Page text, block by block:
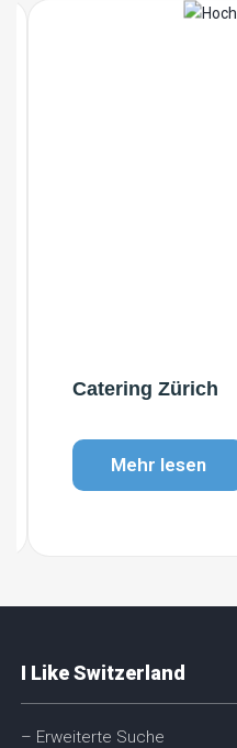
Catering Zürich
Mehr lesen
I Like Switzerland
– Erweiterte Suche